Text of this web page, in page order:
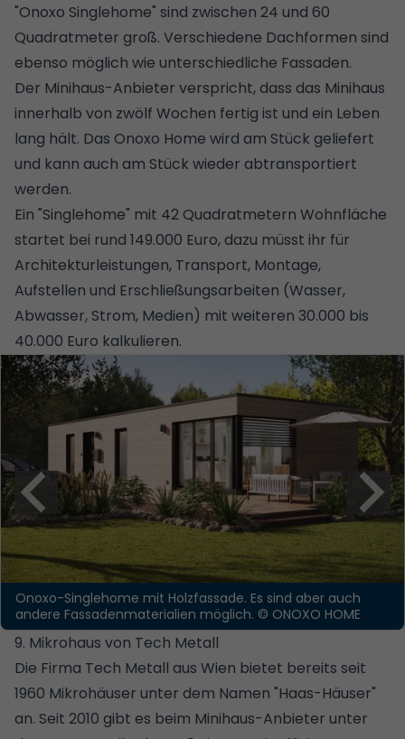
"Onoxo Singlehome" sind zwischen 24 und 60
Quadratmeter groß. Verschiedene Dachformen sind
ebenso möglich wie unterschiedliche Fassaden.
Der Minihaus-Anbieter verspricht, dass das Minihaus
innerhalb von zwölf Wochen fertig ist und ein Leben
lang hält. Das Onoxo Home wird am Stück geliefert
und kann auch am Stück wieder abtransportiert
werden.
Ein "Singlehome" mit 42 Quadratmetern Wohnfläche
startet bei rund 149.000 Euro, dazu müsst ihr für
Architekturleistungen, Transport, Montage,
Aufstellen und Erschließungsarbeiten (Wasser,
Abwasser, Strom, Medien) mit weiteren 30.000 bis
40.000 Euro kalkulieren.
Onoxo-Singlehome mit Holzfassade. Es sind aber auch
andere Fassadenmaterialien möglich. © ONOXO HOME
9. Mikrohaus von Tech Metall
Die Firma Tech Metall aus Wien bietet bereits seit
1960 Mikrohäuser unter dem Namen "Haas-Häuser"
an. Seit 2010 gibt es beim Minihaus-Anbieter unter